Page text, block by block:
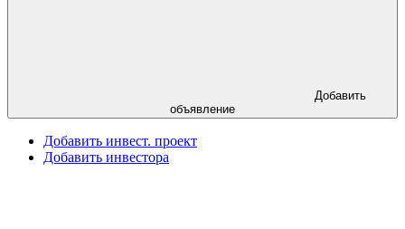
объявление
Добавить инвест. проект
Добавить инвестора